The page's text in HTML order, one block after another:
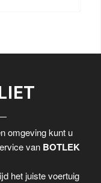
omgeving kunt u
van BOTLEK
het juiste voertuig